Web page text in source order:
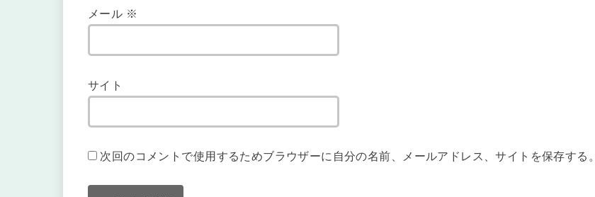
メール ※
サイト
次回のコメントで使用するためブラウザーに自分の名前、メールアドレス、サイトを保存する。